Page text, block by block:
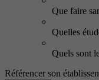
Que faire
Quelles
Quels sont
Référencer son